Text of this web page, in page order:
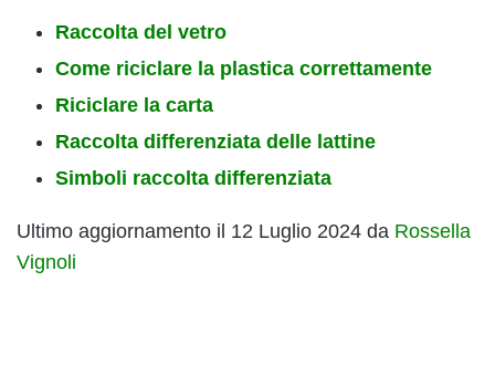
Raccolta del vetro
Come riciclare la plastica correttamente
Riciclare la carta
Raccolta differenziata delle lattine
Simboli raccolta differenziata
Ultimo aggiornamento il 12 Luglio 2024 da Rossella
Vignoli